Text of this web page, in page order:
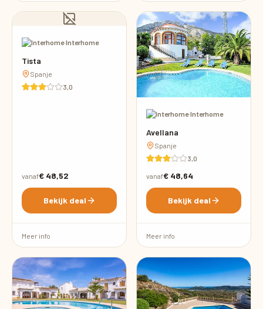
·Interhome
Tista
Spanje
3,0
vanaf€ 48,52
Bekijk deal
Meer info
·Interhome
Avellana
Spanje
3,0
vanaf€ 48,64
Bekijk deal
Meer info